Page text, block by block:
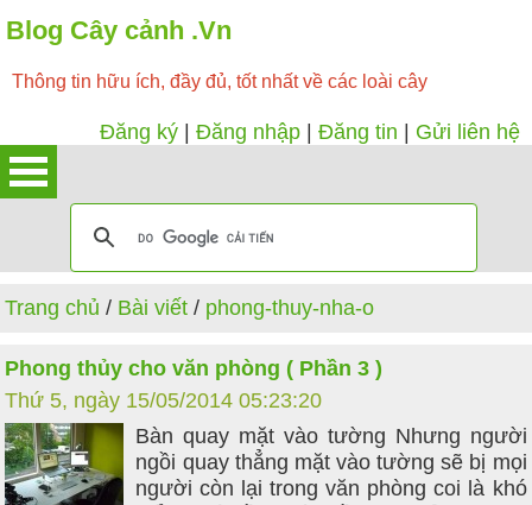
Blog Cây cảnh .Vn
Thông tin hữu ích, đầy đủ, tốt nhất về các loài cây
Đăng ký Đăng nhập Đăng tin Gửi liên hệ
Trang chủ / Bài viết / phong-thuy-nha-o
Phong thủy cho văn phòng ( Phần 3 )
Thứ 5, ngày 15/05/2014 05:23:20
Bàn quay mặt vào tường Nhưng người
ngồi quay thẳng mặt vào tường sẽ bị mọi
người còn lại trong văn phòng coi là khó